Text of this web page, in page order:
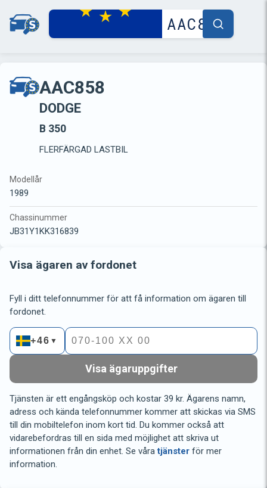
AAC858
DODGE
B 350
FLERFÄRGAD LASTBIL
Modellår
1989
Chassinummer
JB31Y1KK316839
Visa ägaren av fordonet
Fyll i ditt telefonnummer för att få information om ägaren till
fordonet.
+46 ▼
Visa ägaruppgifter
Tjänsten är ett engångsköp och kostar 39 kr. Ägarens namn,
adress och kända telefonnummer kommer att skickas via SMS
till din mobiltelefon inom kort tid. Du kommer också att
vidarebefordras till en sida med möjlighet att skriva ut
informationen från din enhet. Se våratjänster för mer
information.